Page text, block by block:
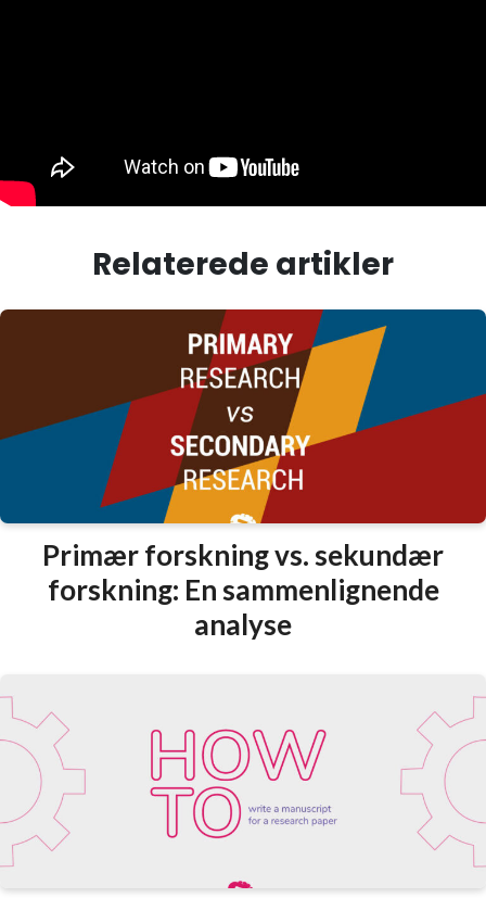
Relaterede artikler
Primær forskning vs. sekundær
forskning: En sammenlignende
analyse